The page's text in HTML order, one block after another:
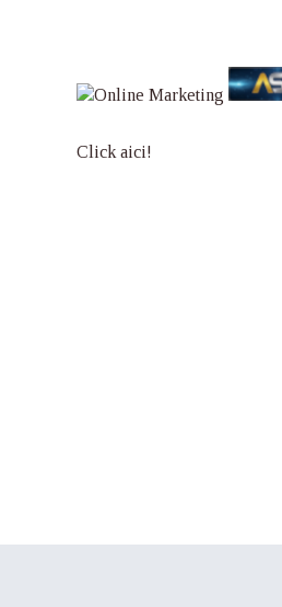
Click aici!